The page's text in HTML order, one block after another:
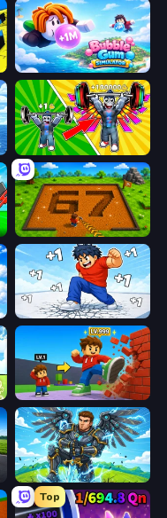
Bubble Gum Simulator
Obby: Gym Simulator, Escape
Obby: Dig Brainrots
Break a Skyscraper
Obby: +1 Click Wall Breaker
Obby: Pull a Sword
Top